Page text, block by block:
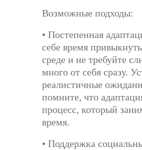
Возможные подходы:
• Постепенная
себе время
среде и не требуйте
много от себя сразу.
реалистичные
помните, что
процесс, который
время.
• Поддержка